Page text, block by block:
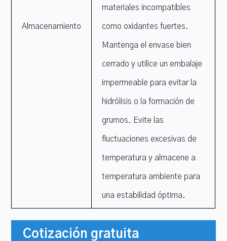
Almacenamiento
materiales incompatibles
como oxidantes fuertes.
Mantenga el envase bien
cerrado y utilice un embalaje
impermeable para evitar la
hidrólisis o la formación de
grumos. Evite las
fluctuaciones excesivas de
temperatura y almacene a
temperatura ambiente para
una estabilidad óptima.
Cotización gratuita